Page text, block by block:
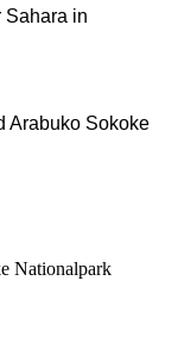
Sahara in
Arabuko Sokoke
Nationalpark